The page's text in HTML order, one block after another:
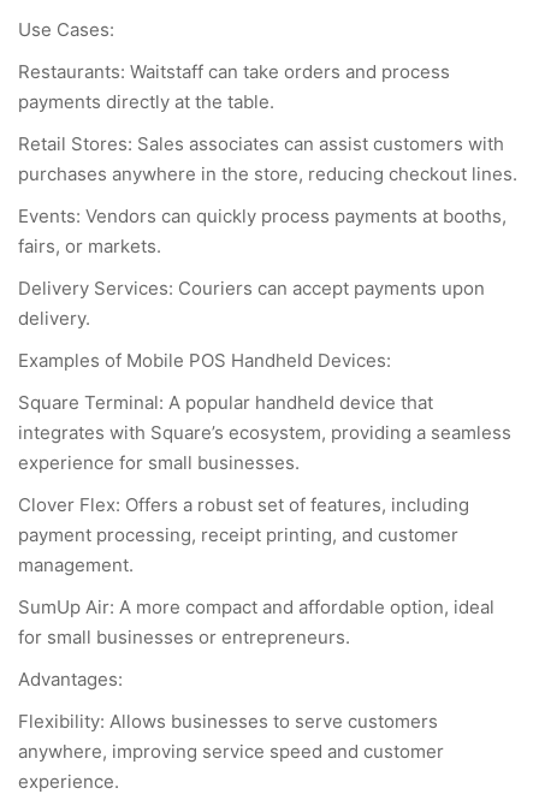
Use Cases:
Restaurants: Waitstaff can take orders and process
payments directly at the table.
Retail Stores: Sales associates can assist customers with
purchases anywhere in the store, reducing checkout lines.
Events: Vendors can quickly process payments at booths,
fairs, or markets.
Delivery Services: Couriers can accept payments upon
delivery.
Examples of Mobile POS Handheld Devices:
Square Terminal: A popular handheld device that
integrates with Square’s ecosystem, providing a seamless
experience for small businesses.
Clover Flex: Offers a robust set of features, including
payment processing, receipt printing, and customer
management.
SumUp Air: A more compact and affordable option, ideal
for small businesses or entrepreneurs.
Advantages:
Flexibility: Allows businesses to serve customers
anywhere, improving service speed and customer
experience.